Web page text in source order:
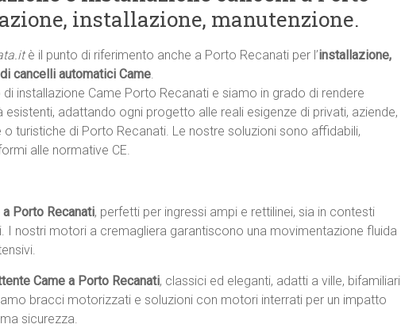
installazione, manutenzione.
è il punto di riferimento anche a Porto Recanati per l’installazione,
cancelli automatici Came.
installazione Came Porto Recanati e siamo in grado di rendere
adattando ogni progetto alle reali esigenze di privati, aziende,
turistiche di Porto Recanati. Le nostre soluzioni sono affidabili,
alle normative CE.
Porto Recanati, perfetti per ingressi ampi e rettilinei, sia in contesti
I nostri motori a cremagliera garantiscono una movimentazione fluida
Came a Porto Recanati, classici ed eleganti, adatti a ville, bifamiliari
bracci motorizzati e soluzioni con motori interrati per un impatto
sicurezza.